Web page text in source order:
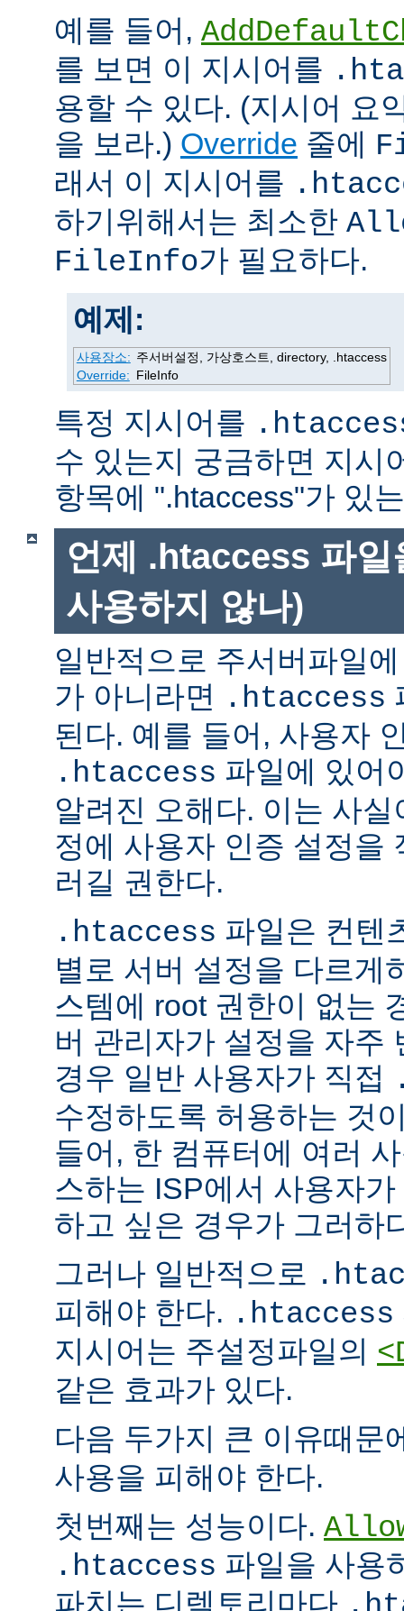
예를 들어,
를 보면 이 지시어를
용할 수 있다. (지시어 요
을 보라.) Override 줄에
래서 이 지시어를
하기위해서는 최소한
FileInfo가 필요하다.
예제:
사용장소: 주서버설정, 가상호스트, directory, .htaccess
Override: FileInfo
특정 지시어를
수 있는지 궁금하면 지시
항목에 ".htaccess"가 있
언제 .htaccess 파일
사용하지 않나)
일반적으로 주서버파일
가 아니라면 .htaccess
된다. 예를 들어, 사용자
.htaccess 파일에 있어
알려진 오해다. 이는 사
정에 사용자 인증 설정을
러길 권한다.
.htaccess 파일은 컨텐
별로 서버 설정을 다르게
스템에 root 권한이 없는
버 관리자가 설정을 자주
경우 일반 사용자가 직접
수정하도록 허용하는 것
들어, 한 컴퓨터에 여러
스하는 ISP에서 사용자
하고 싶은 경우가 그러하
그러나 일반적으로
피해야 한다. .htaccess
지시어는 주설정파일의
같은 효과가 있다.
다음 두가지 큰 이유때문
사용을 피해야 한다.
첫번째는 성능이다.
.htaccess 파일을 사용
파치는 디렉토리마다